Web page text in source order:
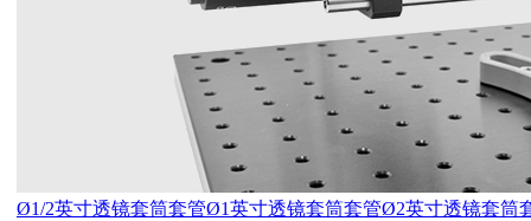
Ø1/2英寸透镜套筒套管Ø1英寸透镜套筒套管Ø2英寸透镜套筒